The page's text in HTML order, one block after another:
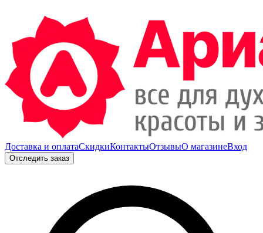
Доставка и оплатаСкидкиКонтактыОтзывыО магазинеВход
Отследить заказ